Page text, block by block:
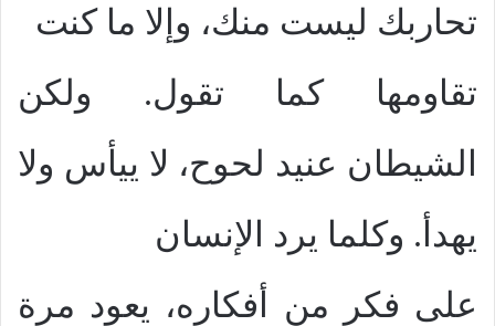
تحاربك ليست منك، وإلا ما كنت
تقاومها كما تقول. ولكن
الشيطان عنيد لحوح، لا ييأس ولا
يهدأ. وكلما يرد الإنسان
على فكر من أفكاره، يعود مرة